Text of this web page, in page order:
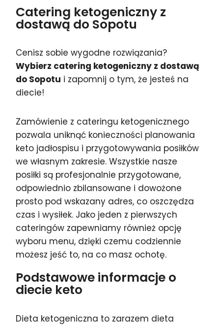
Catering ketogeniczny z
dostawą do Sopotu
Cenisz sobie wygodne rozwiązania?
Wybierz catering ketogeniczny z dostawą
do Sopotu i zapomnij o tym, że jesteś na
diecie!
Zamówienie z cateringu ketogenicznego
pozwala uniknąć konieczności planowania
keto jadłospisu i przygotowywania posiłków
we własnym zakresie. Wszystkie nasze
posiłki są profesjonalnie przygotowane,
odpowiednio zbilansowane i dowożone
prosto pod wskazany adres, co oszczędza
czas i wysiłek. Jako jeden z pierwszych
cateringów zapewniamy również opcję
wyboru menu, dzięki czemu codziennie
możesz jeść to, na co masz ochotę.
Podstawowe informacje o
diecie keto
Dieta ketogeniczna to zarazem dieta